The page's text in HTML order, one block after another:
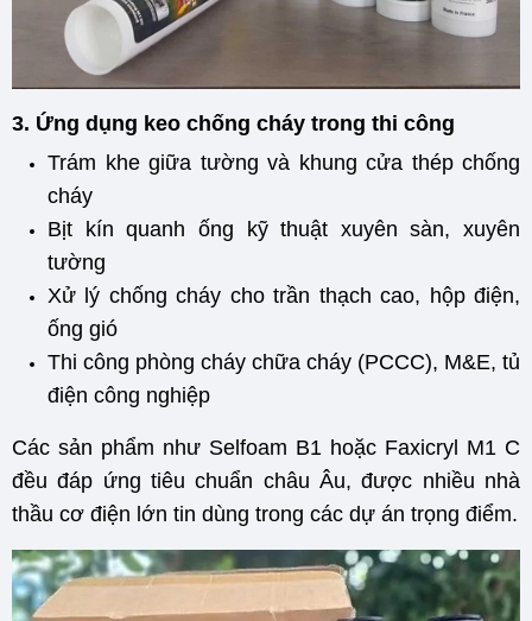
3. Ứng dụng keo chống cháy trong thi công
Trám khe giữa tường và khung cửa thép chống
cháy
Bịt kín quanh ống kỹ thuật xuyên sàn, xuyên
tường
Xử lý chống cháy cho trần thạch cao, hộp điện,
ống gió
Thi công phòng cháy chữa cháy (PCCC), M&E, tủ
điện công nghiệp
Các sản phẩm như Selfoam B1 hoặc Faxicryl M1 C
đều đáp ứng tiêu chuẩn châu Âu, được nhiều nhà
thầu cơ điện lớn tin dùng trong các dự án trọng điểm.